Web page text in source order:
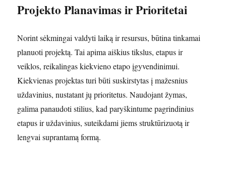
Projekto Planavimas ir Prioritetai
Norint sėkmingai valdyti laiką ir resursus, būtina tinkamai
planuoti projektą. Tai apima aiškius tikslus, etapus ir
veiklos, reikalingas kiekvieno etapo įgyvendinimui.
Kiekvienas projektas turi būti suskirstytas į mažesnius
uždavinius, nustatant jų prioritetus. Naudojant žymas,
galima panaudoti stilius, kad paryškintume pagrindinius
etapus ir uždavinius, suteikdami jiems struktūrizuotą ir
lengvai suprantamą formą.